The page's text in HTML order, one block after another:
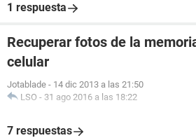
1 respuesta
Recuperar fotos de la
celular
Jotablade - 14 dic 2013 a las 21:50
LSO - 31 ago 2016 a las 18:22
7 respuestas